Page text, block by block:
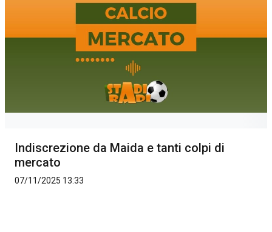
Indiscrezione da Maida e tanti colpi di
mercato
07/11/2025 13:33